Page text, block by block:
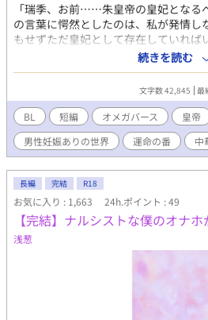
「瑞季、お前……朱皇帝の皇妃となる
の言葉に愕然としたのは、私が発情し
もせずただ皇妃として存在していれ
のはイヤだ。 でも、無情にも輿入れ
華風か和風のオメガバースを読んでみ
いただいて試しに書いてみましたが
これくらいが限界です（汗） かなり
ば続きは書くかもです。 ハッピーエン
いただけると嬉しいです♡ R18には※
続きを読む
文字数 42,845 最
BL 短編 オメガバース 皇帝
男性妊娠ありの世界
運命の番 中
長編 完結 R18
お気に入り : 1,663 24h.ポイント : 49
【完結】ナルシストな僕のオナ
浅葱